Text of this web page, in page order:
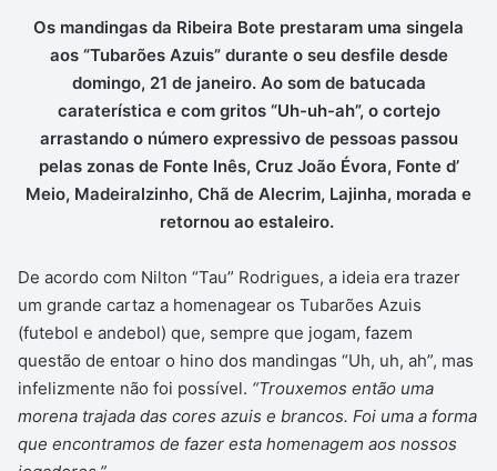
Os mandingas da Ribeira Bote prestaram uma singela
aos “Tubarões Azuis” durante o seu desfile desde
domingo, 21 de janeiro. Ao som de batucada
caraterística e com gritos “Uh-uh-ah”, o cortejo
arrastando o número expressivo de pessoas passou
pelas zonas de Fonte Inês, Cruz João Évora, Fonte d’
Meio, Madeiralzinho, Chã de Alecrim, Lajinha, morada e
retornou ao estaleiro.
De acordo com Nilton “Tau” Rodrigues, a ideia era trazer
um grande cartaz a homenagear os Tubarões Azuis
(futebol e andebol) que, sempre que jogam, fazem
questão de entoar o hino dos mandingas “Uh, uh, ah”, mas
infelizmente não foi possível. “Trouxemos então uma
morena trajada das cores azuis e brancos. Foi uma a forma
que encontramos de fazer esta homenagem aos nossos